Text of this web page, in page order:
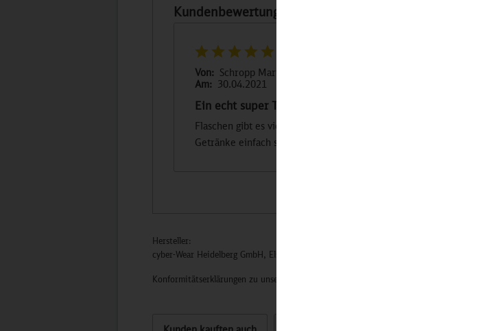
Kundenbewertungen für "Karaffe DB-Edition"
Von: Schropp Martin
Am:
30.04.2021
Ein echt super Teil
Flaschen gibt es viele, aber diese ist einfach perfekt! Sie ist
Getränke einfach super lange kalt!
Hersteller:
cyber-Wear Heidelberg GmbH, Elsa-Brändström-Str. 4, 68229 Mannheim,
Konformitätserklärungen zu unseren Produkten finden Sie